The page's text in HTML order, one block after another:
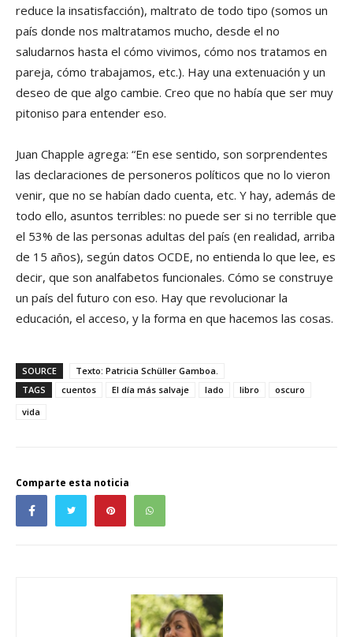
reduce la insatisfacción), maltrato de todo tipo (somos un
país donde nos maltratamos mucho, desde el no
saludarnos hasta el cómo vivimos, cómo nos tratamos en
pareja, cómo trabajamos, etc.). Hay una extenuación y un
deseo de que algo cambie. Creo que no había que ser muy
pitoniso para entender eso.
Juan Chapple agrega: “En ese sentido, son sorprendentes
las declaraciones de personeros políticos que no lo vieron
venir, que no se habían dado cuenta, etc. Y hay, además de
todo ello, asuntos terribles: no puede ser si no terrible que
el 53% de las personas adultas del país (en realidad, arriba
de 15 años), según datos OCDE, no entienda lo que lee, es
decir, que son analfabetos funcionales. Cómo se construye
un país del futuro con eso. Hay que revolucionar la
educación, el acceso, y la forma en que hacemos las cosas.
SOURCE
Texto: Patricia Schüller Gamboa.
TAGS
cuentos El día más salvaje lado libro
oscuro
vida
Comparte esta noticia